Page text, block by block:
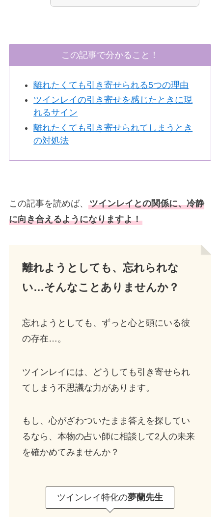
この記事で分かること！
離れたくても引き寄せられる5つの理由
ツインレイの引き寄せを感じたときに現
れるサイン
離れたくても引き寄せられてしまうとき
の対処法
この記事を読めば、 ツインレイとの関係に、冷静
に向き合えるようになりますよ！
離れようとしても、忘れられな
い…そんなことありませんか？
忘れようとしても、ずっと心と頭にいる彼
の存在…。
ツインレイには、どうしても引き寄せられ
てしまう不思議な力があります。
もし、心がざわついたまま答えを探してい
るなら、本物の占い師に相談して2人の未来
を確かめてみませんか？
ツインレイ特化の夢蘭先生